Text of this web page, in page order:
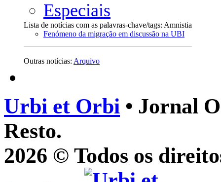
Especiais
Lista de notícias com as palavras-chave/tags: Amnistia
Fenómeno da migração em discussão na UBI
Outras notícias: Arquivo
Urbi et Orbi • Jornal
Resto.
2026 © Todos os